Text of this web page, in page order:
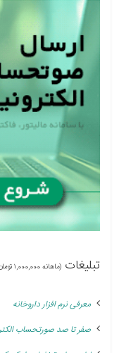
تبلیغات (ماهانه 1,000,000 تومان)
معرفی نرم افزار داروخانه
صفر تا صد صورتحساب